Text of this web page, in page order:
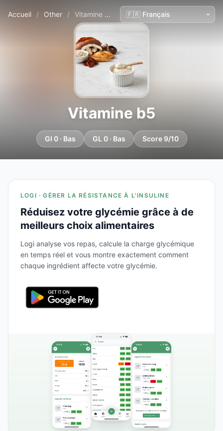
Accueil / Other / Vitamine b5
Vitamine b5
GI 0 · Bas GL 0 · Bas Score 9/10
LOGI · GÉRER LA RÉSISTANCE À L'INSULINE
Réduisez votre glycémie grâce à de
meilleurs choix alimentaires
Logi analyse vos repas, calcule la charge glycémique
en temps réel et vous montre exactement comment
chaque ingrédient affecte votre glycémie.